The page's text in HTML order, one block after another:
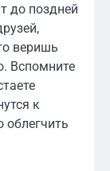
до поздней
веришь
Вспомните
к
облегчить